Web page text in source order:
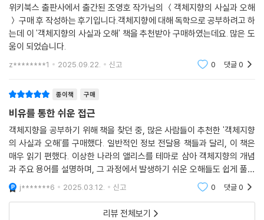
기능 설계 대 구조 설계
두 가지 재료: 기능과 구조
안정적인 재료: 구조
- 도메인 모델
- 도메인의 모습을 담을 수 있는 객체지향
- 불안정한 기능을 담는 안정적인 도메인 모델
불안정한 재료: 기능
- 유스케이스
- 유스케이스의 특성
- 유스케이스는 설계 기법도, 객체지향 기법도 아니다
재료 합치기: 기능과 구조의 통합
- 도메인 모델, 유스케이스, 그리고 책임-주도 설계
- 기능 변경을 흡수하는 안정적인 구조
위키북스 출판사에서 출간된 조영호 작가님의 ＜객체지향의 사실과 오해
＞ 구매 후 작성하는 후기입니다.객체지향에 대해 독학으로 공부하려고 하
는데 이 '객체지향의 사실과 오해' 책을 추천받아 구매하였는데요. 많은 도
움이 되었습니다.
z********1 2025.09.22. 신고 0 댓글0
종이책 구매
비유를 통한 쉬운 접근
객체지향을 공부하기 위해 책을 찾던 중, 많은 사람들이 추천한 '객체지향
의 사실과 오해'를 구매했다. 일반적인 정보 전달용 책들과 달리, 이 책은
매우 읽기 편했다. 이상한 나라의 앨리스를 테마로 삼아 객체지향의 개념
과 주요 용어를 설명하며, 그 과정에서 발생하기 쉬운 오해들도 쉽게 풀어
준다. 자바 기본서를 읽은 후 객체지향을 공부하려는 사람에게 입문서로
좋은 선택이 될
j*******6 2025.03.12. 신고 0 댓글0
리뷰 전체보기